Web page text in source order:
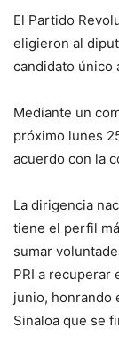
El Partido
eligieron al
candidato único
Mediante un
próximo lunes
acuerdo con la
La dirigencia
tiene el perfil
sumar
PRI a recuperar
junio, honrando
Sinaloa que se